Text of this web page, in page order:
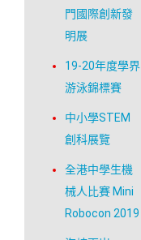
門國際創新發
明展
19-20年度學界
游泳錦標賽
中小學STEM
創科展覽
全港中學生機
械人比賽 Mini
Robocon 2019